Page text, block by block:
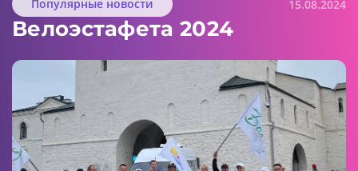
Популярные новости 15.08.2024
Велоэстафета 2024